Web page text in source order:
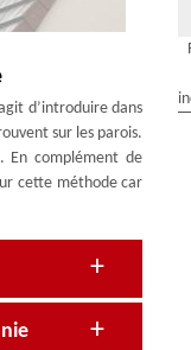
d’introduire dans
sur les parois.
En complément de
cette méthode car